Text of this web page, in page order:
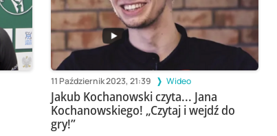
11 Październik 2023, 21:39 Wideo
Jakub Kochanowski czyta... Jana
Kochanowskiego! „Czytaj i wejdź do
gry!”